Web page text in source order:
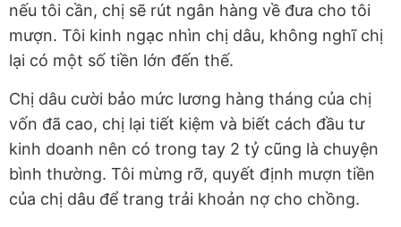
nếu tôi cần, chị sẽ rút ngân hàng về đưa cho tôi
mượn. Tôi kinh ngạc nhìn chị dâu, không nghĩ chị
lại có một số tiền lớn đến thế.
Chị dâu cười bảo mức lương hàng tháng của chị
vốn đã cao, chị lại tiết kiệm và biết cách đầu tư
kinh doanh nên có trong tay 2 tỷ cũng là chuyện
bình thường. Tôi mừng rỡ, quyết định mượn tiền
của chị dâu để trang trải khoản nợ cho chồng.